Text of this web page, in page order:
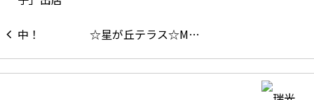
☆星が丘テラス☆M…